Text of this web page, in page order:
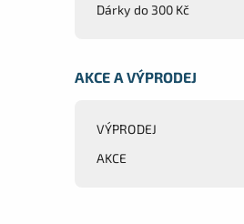
Dárky do 300 Kč
AKCE A VÝPRODEJ
VÝPRODEJ
AKCE